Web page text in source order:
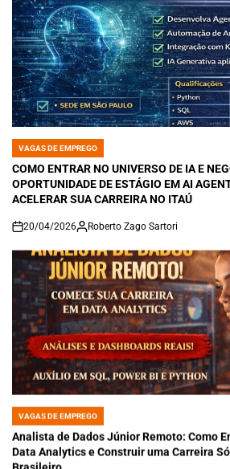
POSTED
IN
VAGAS DE EMPREGO
COMO ENTRAR NO UNIVERSO DE IA E
OPORTUNIDADE DE ESTÁGIO EM AI
ACELERAR SUA CARREIRA NO ITAÚ
on
20/04/2026 Roberto Zago Sartori
POSTED
IN
VAGAS DE EMPREGO
Analista de Dados Júnior Remoto: Como
Data Analytics e Construir uma Carreira